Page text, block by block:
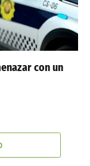
con un